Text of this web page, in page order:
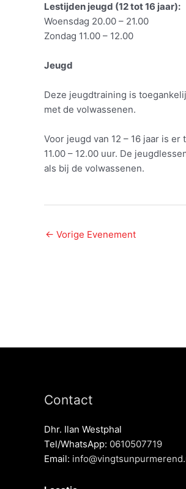
Lestijden jeugd (12 tot 16 jaar):
Woensdag 20.00 – 21.00
Zondag 11.00 – 12.00
Jeugd
Deze jeugdtraining is
met de volwassenen.
Voor jeugd van 12 – 16 jaar is
11.00 – 12.00 uur. De
als bij de volwassenen.
← Vorige Evenement
Contact
Dhr. Ilan Westphal
Tel/WhatsApp: 0610507719
Email: